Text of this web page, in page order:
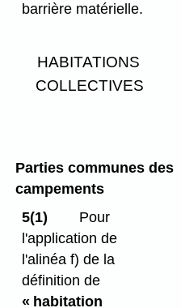
barrière matérielle.
HABITATIONS
COLLECTIVES
Parties communes des
campements
5(1)
Pour
l'application de
l'alinéa f) de la
définition de
« habitation